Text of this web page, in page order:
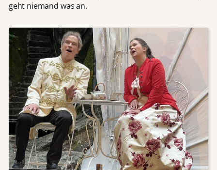
geht niemand was an.